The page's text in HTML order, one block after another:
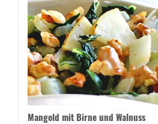
Mangold mit Birne und Walnuss